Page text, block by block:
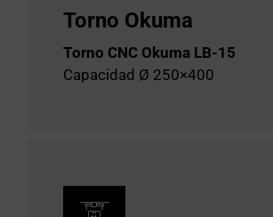
Torno Okuma
Torno CNC Okuma LB-15
Capacidad Ø 250×400